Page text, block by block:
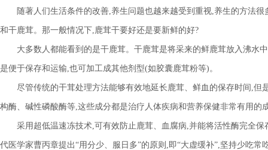
随著人们生活条件的改善,养生问题也越来越受到重视,养生的方法
和干鹿茸。那一般情况下,鹿茸干要好还是要新鲜的好?
大多数人都能看到的是干鹿茸。干鹿茸是将采来的鲜鹿茸放入沸水
是便于保存和运输,也可加工成其他剂型(如胶囊鹿茸粉等)。
尽管传统的干茸处理方法能够有效地延长鹿茸、鲜血的保存时间,
构酶、碱性磷酸酶等,这些成分都是治疗人体疾病和营养保健非常有用
采用超低温速冻技术,可有效防止鹿茸、血腐病,并能将活性酶完全
代医学家曹丙章提出“用分少、服日多”的原则,即“大虚缓补”,坚持少吃常